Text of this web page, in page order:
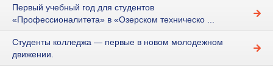
Первый учебный год для студентов
«Профессионалитета» в «Озерском техническо ...
Студенты колледжа — первые в новом молодежном
движении.